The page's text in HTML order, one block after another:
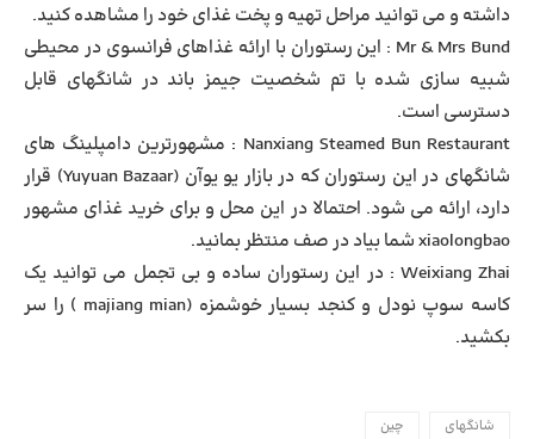
داشته و می توانید مراحل تهیه و پخت غذای خود را مشاهده کنید.
Mr & Mrs Bund : این رستوران با ارائه غذاهای فرانسوی در محیطی
شبیه سازی شده با تم شخصیت جیمز باند در شانگهای قابل
دسترسی است.
Nanxiang Steamed Bun Restaurant : مشهورترین دامپلینگ های
شانگهای در این رستوران که در بازار یو یوآن (Yuyuan Bazaar) قرار
دارد، ارائه می شود. احتمالا در این محل و برای خرید غذای مشهور
xiaolongbao شما بیاد در صف منتظر بمانید.
Weixiang Zhai : در این رستوران ساده و بی تجمل می توانید یک
کاسه سوپ نودل و کنجد بسیار خوشمزه (majiang mian ) را سر
بکشید.
شانگهای چین